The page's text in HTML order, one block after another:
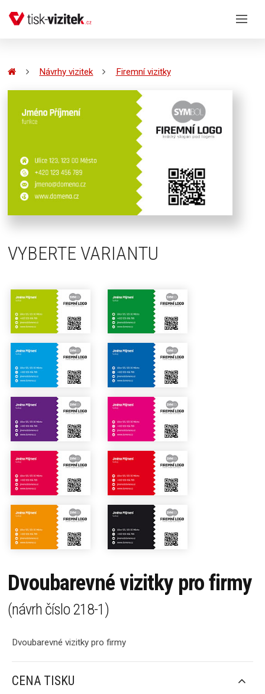
Návrhy vizitek Firemní vizitky
VYBERTE VARIANTU
Dvoubarevné vizitky pro firmy
(návrh číslo218-1)
Dvoubarevné vizitky pro firmy
CENA TISKU